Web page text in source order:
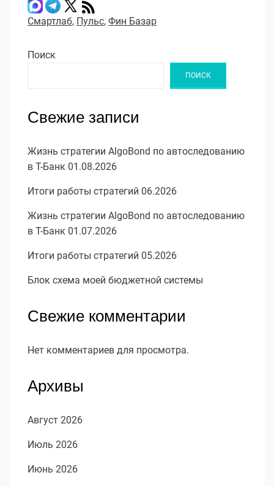
Смартлаб, Пульс, Фин Базар
Поиск
ПОИСК
Свежие записи
Жизнь стратегии AlgoBond по автоследованию
в Т-Банк 01.08.2026
Итоги работы стратегий 06.2026
Жизнь стратегии AlgoBond по автоследованию
в Т-Банк 01.07.2026
Итоги работы стратегий 05.2026
Блок схема моей бюджетной системы
Свежие комментарии
Нет комментариев для просмотра.
Архивы
Август 2026
Июль 2026
Июнь 2026